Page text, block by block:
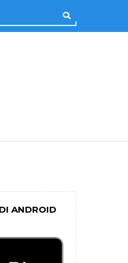
ANDROID